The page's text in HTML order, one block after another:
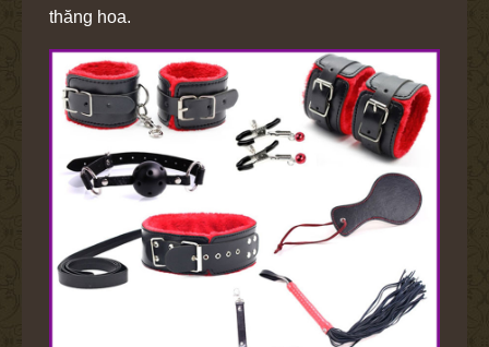
thăng hoa.